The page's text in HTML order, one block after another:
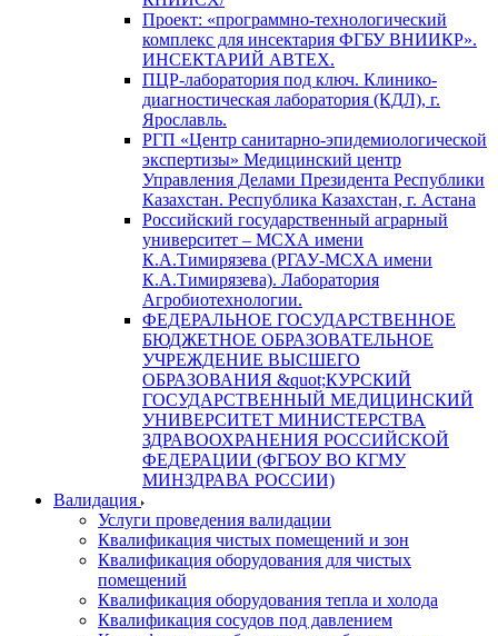
Проект: «программно-технологический
комплекс для инсектария ФГБУ ВНИИКР».
ИНСЕКТАРИЙ АВТЕХ.
ПЦР-лаборатория под ключ. Клинико-
диагностическая лаборатория (КДЛ), г.
Ярославль.
РГП «Центр санитарно-эпидемиологической
экспертизы» Медицинский центр
Управления Делами Президента Республики
Казахстан. Республика Казахстан, г. Астана
Российский государственный аграрный
университет – МСХА имени
К.А.Тимирязева (РГАУ-МСХА имени
К.А.Тимирязева). Лаборатория
Агробиотехнологии.
ФЕДЕРАЛЬНОЕ ГОСУДАРСТВЕННОЕ
БЮДЖЕТНОЕ ОБРАЗОВАТЕЛЬНОЕ
УЧРЕЖДЕНИЕ ВЫСШЕГО
ОБРАЗОВАНИЯ &quot;КУРСКИЙ
ГОСУДАРСТВЕННЫЙ МЕДИЦИНСКИЙ
УНИВЕРСИТЕТ МИНИСТЕРСТВА
ЗДРАВООХРАНЕНИЯ РОССИЙСКОЙ
ФЕДЕРАЦИИ (ФГБОУ ВО КГМУ
МИНЗДРАВА РОССИИ)
Валидация
Услуги проведения валидации
Квалификация чистых помещений и зон
Квалификация оборудования для чистых
помещений
Квалификация оборудования тепла и холода
Квалификация сосудов под давлением